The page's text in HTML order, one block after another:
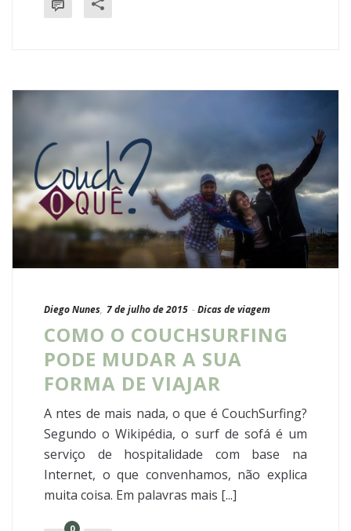
Diego Nunes, 7 de julho de 2015 - Dicas de viagem
COMO O COUCHSURFING
PODE MUDAR A SUA
FORMA DE VIAJAR
A ntes de mais nada, o que é CouchSurfing?
Segundo o Wikipédia, o surf de sofá é um
serviço de hospitalidade com base na
Internet, o que convenhamos, não explica
muita coisa. Em palavras mais [...]
0